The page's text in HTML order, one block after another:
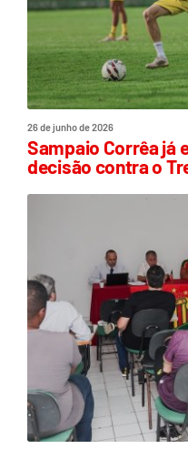
26 de junho de 2026
Sampaio Corrêa já
decisão contra o